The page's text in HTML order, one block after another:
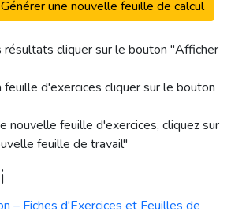
Générer une nouvelle feuille de calcul
résultats cliquer sur le bouton "Afficher
feuille d'exercices cliquer sur le bouton
nouvelle feuille d'exercices, cliquez sur
feuille de travail"
– Fiches d'Exercices et Feuilles de